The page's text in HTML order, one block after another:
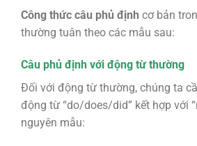
Công thức câu phủ định cơ bản
thường tuân theo các mẫu sau:
Câu phủ định với động từ thường
Đối với động từ thường, chúng ta
động từ “do/does/did” kết hợp với
nguyên mẫu: